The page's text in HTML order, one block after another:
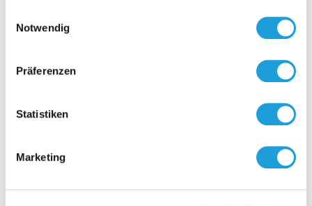
Notwendig
Präferenzen
Statistiken
Marketing
Kontakt